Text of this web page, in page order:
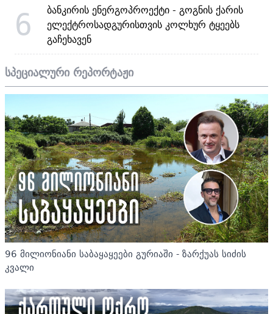
6
ბანკირის ენერგოპროექტი - გოგნის ქარის
ელექტროსადგურისთვის კოლხურ ტყეებს
გაჩეხავენ
სპეციალური რეპორტაჟი
96 მილიონიანი საბაყაყეები გურიაში - ზარქუას სიძის
კვალი